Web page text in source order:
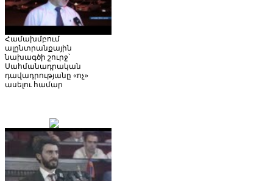
Համախմբում
ալընտրանքային
նախագծի շուրջ՝
Սահմանադրական
դավադրությանը «ոչ»
ասելու համար